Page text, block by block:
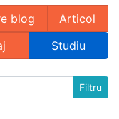
blog
Articol
Studiu